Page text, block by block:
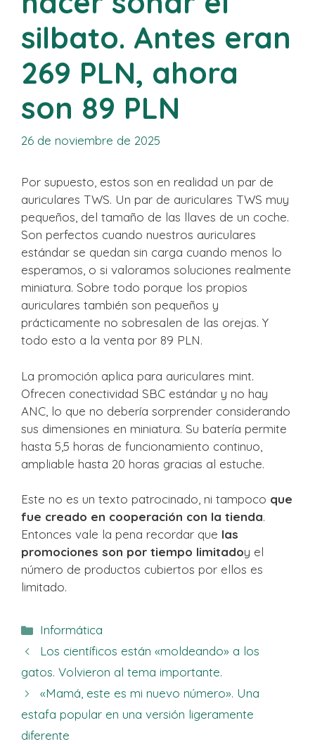
silbato. Antes eran
269 PLN, ahora
son 89 PLN
26 de noviembre de 2025
Por supuesto, estos son en realidad un par de
auriculares TWS. Un par de auriculares TWS muy
pequeños, del tamaño de las llaves de un coche.
Son perfectos cuando nuestros auriculares
estándar se quedan sin carga cuando menos lo
esperamos, o si valoramos soluciones realmente
miniatura. Sobre todo porque los propios
auriculares también son pequeños y
prácticamente no sobresalen de las orejas. Y
todo esto a la venta por 89 PLN.
La promoción aplica para auriculares mint.
Ofrecen conectividad SBC estándar y no hay
ANC, lo que no debería sorprender considerando
sus dimensiones en miniatura. Su batería permite
hasta 5,5 horas de funcionamiento continuo,
ampliable hasta 20 horas gracias al estuche.
Este no es un texto patrocinado, ni tampoco que
fue creado en cooperación con la tienda.
Entonces vale la pena recordar que las
promociones son por tiempo limitadoy el
número de productos cubiertos por ellos es
limitado.
Categorías
Informática
Los científicos están «moldeando» a los
gatos. Volvieron al tema importante.
«Mamá, este es mi nuevo número». Una
estafa popular en una versión ligeramente
diferente